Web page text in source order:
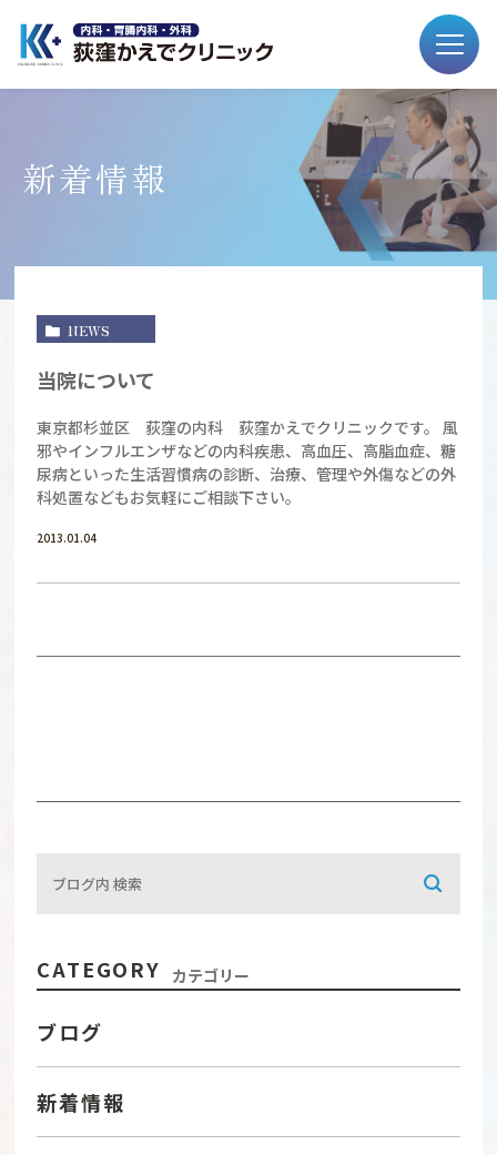
新着情報
NEWS
当院について
東京都杉並区 荻窪の内科 荻窪かえでクリニックです。 風
邪やインフルエンザなどの内科疾患、高血圧、高脂血症、糖
尿病といった生活習慣病の診断、治療、管理や外傷などの外
科処置などもお気軽にご相談下さい。
2013.01.04
CATEGORY カテゴリー
ブログ
新着情報